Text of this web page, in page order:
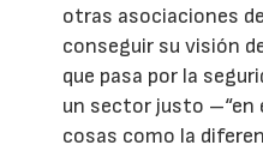
otras asociaciones
conseguir su visión
que pasa por la
un sector justo –“en
cosas como la